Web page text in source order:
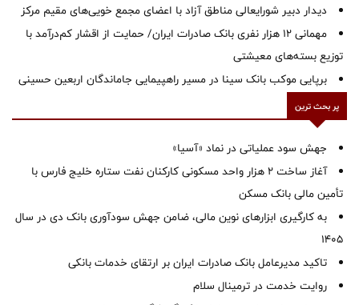
دیدار دبیر شورایعالی مناطق آزاد با اعضای مجمع خویی‌های مقیم مرکز
مهمانی ۱۲ هزار نفری بانک صادرات ایران/ حمایت از اقشار کم‌درآمد با
توزیع بسته‌های معیشتی
برپایی موکب بانک سینا در مسیر راهپیمایی جاماندگان اربعین حسینی
پر بحث ترین
جهش سود عملیاتی در نماد «آسیا»
آغاز ساخت ۲ هزار واحد مسکونی کارکنان نفت ستاره خلیج فارس با
تأمین مالی بانک مسکن
به کارگیری ابزارهای نوین مالی، ضامن جهش سودآوری بانک دی در سال
1405
تاکید مدیرعامل بانک صادرات ایران بر ارتقای خدمات بانکی
روایت خدمت در ترمینال سلام